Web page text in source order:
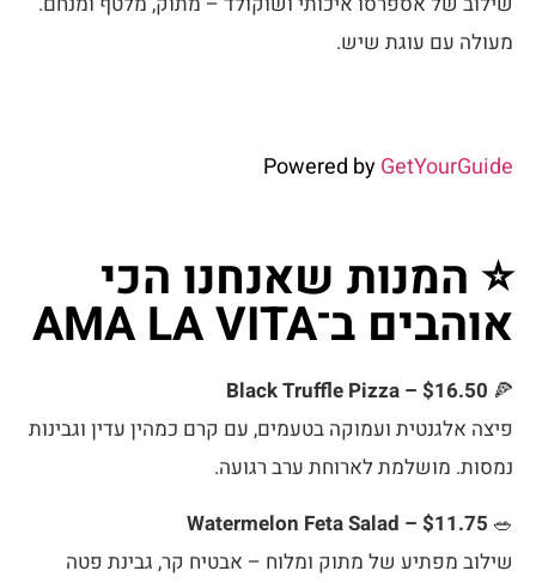
מעולה עם עוגת שיש.
Powered byGetYourGuide
⭐ המנות שאנחנו הכי
אוהבים ב־AMA LA VITA
🍕
Black Truffle Pizza – $16.50
פיצה אלגנטית ועמוקה בטעמים, עם קרם כמהין עדין וגבינות
נמסות. מושלמת לארוחת ערב רגועה.
🥗
Watermelon Feta Salad – $11.75
שילוב מפתיע של מתוק ומלוח – אבטיח קר, גבינת פטה